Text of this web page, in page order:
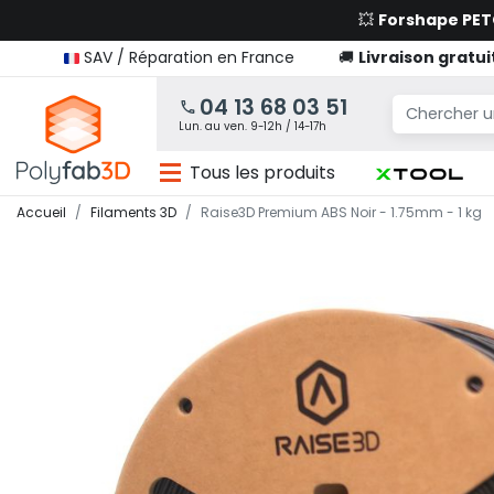
💥 Forshape
SAV / Réparation en France
🚚 Livraison
04 13 68 03 51
Lun. au ven. 9-12h / 14-17h
Tous les produits
Accueil Filaments 3D Raise3D Premium ABS Noir - 1.75mm - 1 kg